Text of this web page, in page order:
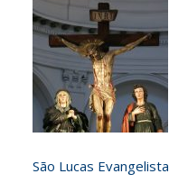
São Lucas Evangelista